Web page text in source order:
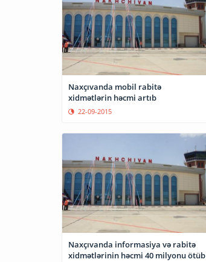
Naxçıvanda mobil rabitə
xidmətlərin həcmi artıb
22-09-2015
Naxçıvanda informasiya və rabitə
xidmətlərinin həcmi 40 milyonu ötüb